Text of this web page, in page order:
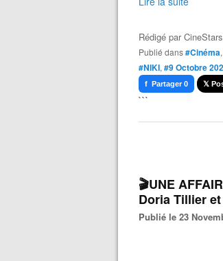
Rédigé par
Publié dans#Cinéma,
#NIKI, #9 Octobre
f Partager 0 𝕏
```
🎬UNE
Doria Tillier
Publié le 23